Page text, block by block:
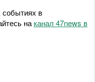
событиях в
на канал 47news в